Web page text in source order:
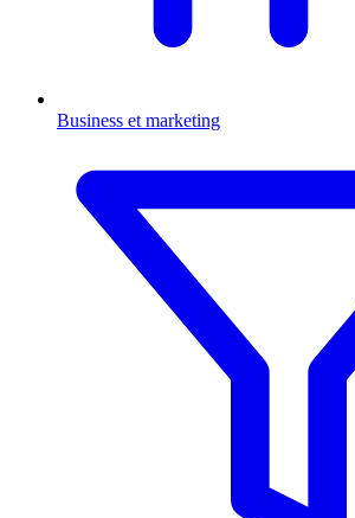
Business et marketing